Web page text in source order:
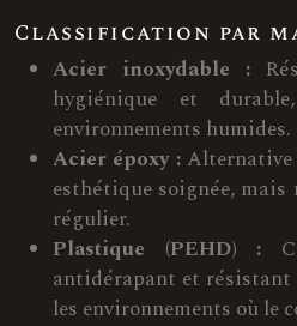
Classification par
Acier inoxydable :
hygiénique et
environnements humides.
Acier époxy :
esthétique soignée,
régulier.
Plastique (PEHD) :
antidérapant et
les environnements où le